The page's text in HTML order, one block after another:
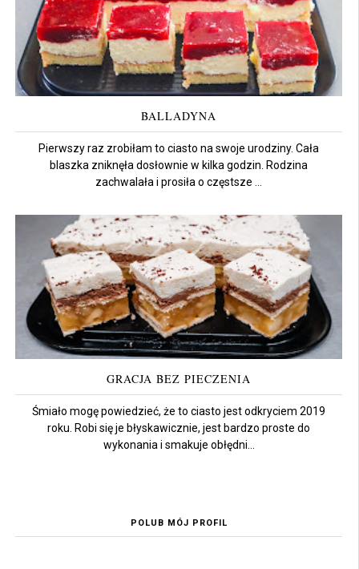
BALLADYNA
Pierwszy raz zrobiłam to ciasto na swoje urodziny. Cała
blaszka zniknęła dosłownie w kilka godzin. Rodzina
zachwalała i prosiła o częstsze ...
GRACJA BEZ PIECZENIA
Śmiało mogę powiedzieć, że to ciasto jest odkryciem 2019
roku. Robi się je błyskawicznie, jest bardzo proste do
wykonania i smakuje obłędni...
POLUB MÓJ PROFIL